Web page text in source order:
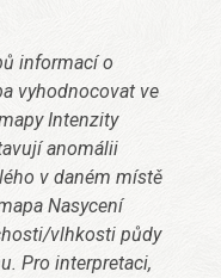
informací o
vyhodnocovat ve
Intenzity
anomálii
v daném místě
Nasycení
vlhkosti půdy
Pro interpretaci,